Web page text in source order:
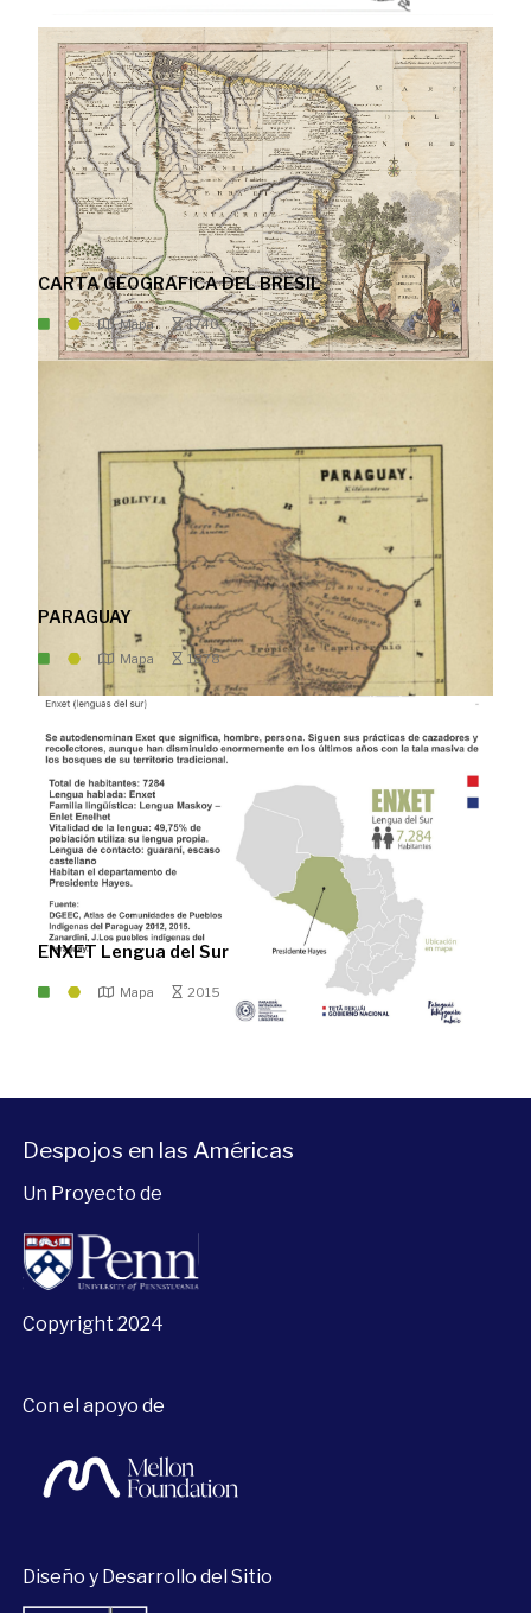
CARTA GEOGRAFICA DEL BRESIL
Mapa 1740
PARAGUAY
Mapa 1878
ENXET Lengua del Sur
Mapa 2015
Despojos en las Américas
Un Proyecto de
Copyright 2024
Con el apoyo de
Diseño y Desarrollo del Sitio